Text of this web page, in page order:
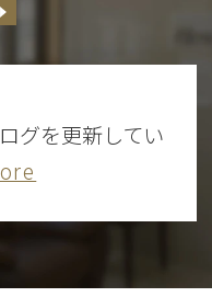
グを更新してい